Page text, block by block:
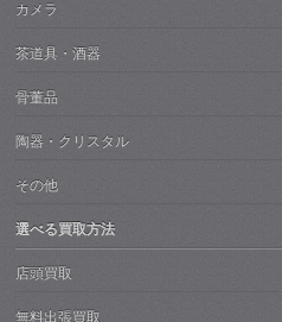
カメラ
茶道具・酒器
骨董品
陶器・クリスタル
その他
選べる買取方法
店頭買取
無料出張買取